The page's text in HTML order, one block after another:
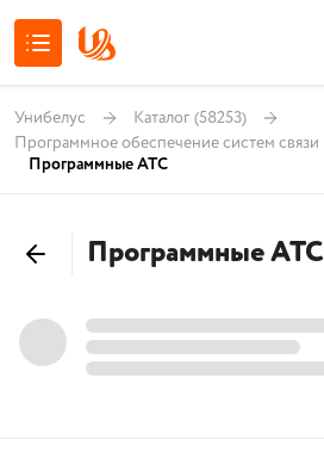
Унибелус Каталог (58253)
Программное обеспечение систем связи
Программные АТС
Программные АТС